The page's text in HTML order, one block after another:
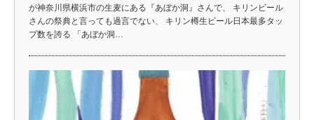
が神奈川県横浜市の生麦にある『あぼか洞』さんで、 キリンビール
さんの祭典と言っても過言でない、 キリン樽生ビール日本最多タッ
プ数を誇る 「あぼか洞…